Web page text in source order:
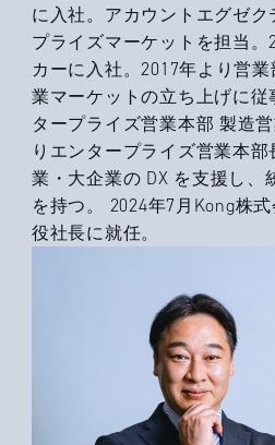
に入社。アカウントエグゼ
プライズマーケットを担当。
カーに入社。2017年より営
業マーケットの立ち上げに従
タープライズ営業本部 製造
りエンタープライズ営業本
業・大企業の DX を支援し、
を持つ。 2024年7月Kong株
役社長に就任。